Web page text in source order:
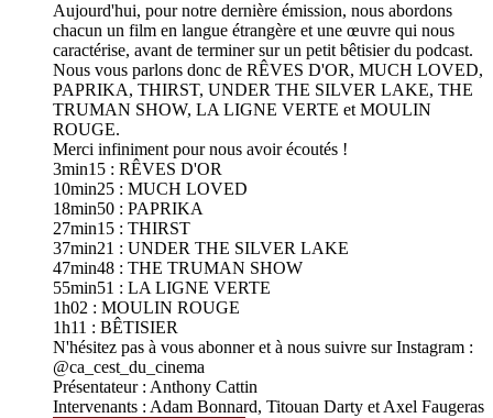
Aujourd'hui, pour notre dernière émission, nous abordons
chacun un film en langue étrangère et une œuvre qui nous
caractérise, avant de terminer sur un petit bêtisier du podcast.
Nous vous parlons donc de RÊVES D'OR, MUCH LOVED,
PAPRIKA, THIRST, UNDER THE SILVER LAKE, THE
TRUMAN SHOW, LA LIGNE VERTE et MOULIN
ROUGE.
Merci infiniment pour nous avoir écoutés !
3min15 : RÊVES D'OR
10min25 : MUCH LOVED
18min50 : PAPRIKA
27min15 : THIRST
37min21 : UNDER THE SILVER LAKE
47min48 : THE TRUMAN SHOW
55min51 : LA LIGNE VERTE
1h02 : MOULIN ROUGE
1h11 : BÊTISIER
N'hésitez pas à vous abonner et à nous suivre sur Instagram :
@ca_cest_du_cinema
Présentateur : Anthony Cattin
Intervenants : Adam Bonnard, Titouan Darty et Axel Faugeras